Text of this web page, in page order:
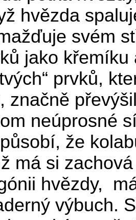
hvězda
svém
jako
prvků,
značně
neúprosné
že
má si
hvězdy,
výbuch.